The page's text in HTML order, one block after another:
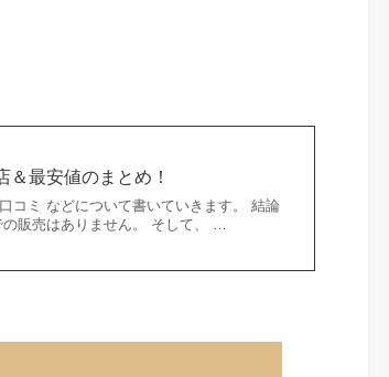
最安値のまとめ！
コミ などについて書いていきます。 結論
販売はありません。 そして、 …